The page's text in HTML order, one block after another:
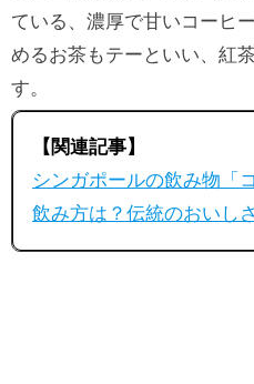
ている、濃厚で甘いコーヒ
めるお茶もテーといい、紅
す。
【関連記事】
シンガポールの飲み物「
飲み方は？伝統のおいし